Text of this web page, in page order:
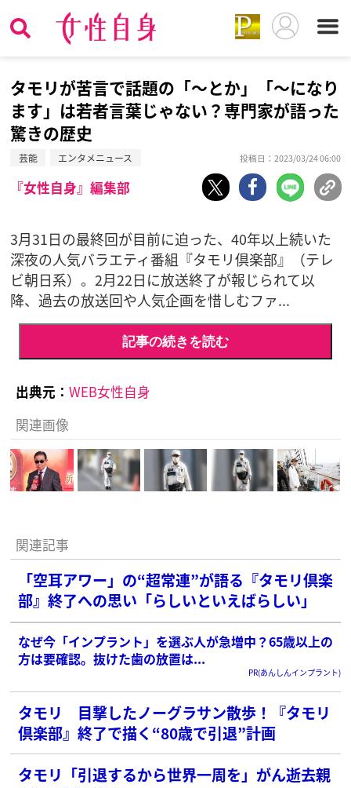
タモリが苦言で話題の「～とか」「～になり
ます」は若者言葉じゃない？専門家が語った
驚きの歴史
芸能 エンタメニュース 投稿日：2023/03/24 06:00
『女性自身』編集部
3月31日の最終回が目前に迫った、40年以上続いた
深夜の人気バラエティ番組『タモリ倶楽部』（テレ
ビ朝日系）。2月22日に放送終了が報じられて以
降、過去の放送回や人気企画を惜しむファ...
記事の続きを読む
出典元： WEB女性自身
関連画像
関連記事
「空耳アワー」の“超常連”が語る『タモリ倶楽
部』終了への思い「らしいといえばらしい」
なぜ今「インプラント」を選ぶ人が急増中？65歳以上の
方は要確認。抜けた歯の放置は...
PR(あんしんインプラント)
タモリ 目撃したノーグラサン散歩！『タモリ
倶楽部』終了で描く“80歳で引退”計画
タモリ「引退するから世界一周を」がん逝去親